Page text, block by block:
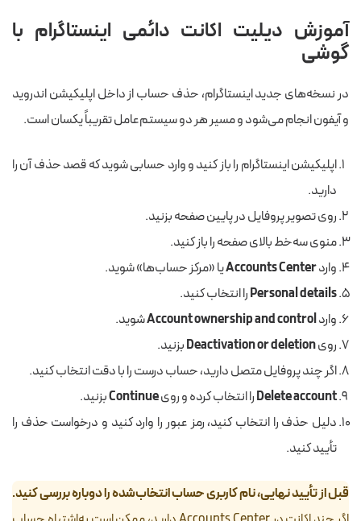
آموزش دیلیت اکانت دائمی اینستاگرام با
گوشی
در نسخه‌های جدید اینستاگرام، حذف حساب از داخل اپلیکیشن اندروید
و آیفون انجام می‌شود و مسیر هر دو سیستم‌عامل تقریباً یکسان است.
اپلیکیشن اینستاگرام را باز کنید و وارد حسابی شوید که قصد حذف آن را
دارید.
روی تصویر پروفایل در پایین صفحه بزنید.
منوی سه‌خط بالای صفحه را باز کنید.
واردAccounts Centerیا «مرکز حساب‌ها» شوید.
Personal detailsرا انتخاب کنید.
واردAccount ownership and controlشوید.
رویDeactivation or deletionبزنید.
اگر چند پروفایل متصل دارید، حساب درست را با دقت انتخاب کنید.
Delete accountرا انتخاب کرده و رویContinueبزنید.
دلیل حذف را انتخاب کنید، رمز عبور را وارد کنید و درخواست حذف را
تأیید کنید.
قبل از تأیید نهایی، نام کاربری حساب انتخاب‌شده را دوباره بررسی کنید.